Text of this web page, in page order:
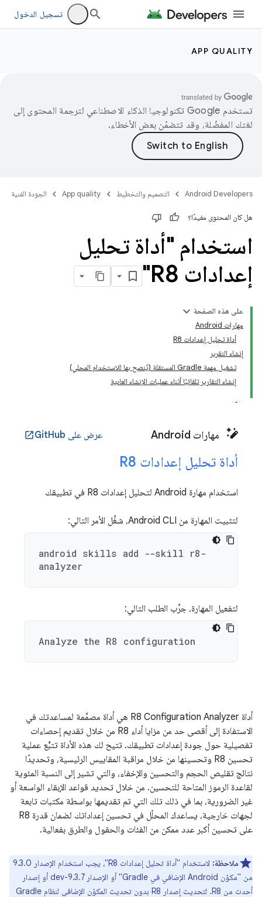
تسجيل الدخول
APP QUALITY
تستخدم Google تكنولوجيا الذكاء الاصطناعي لترجمة المحتوى إلى
لغتك المفضّلة، وقد تتضمّن بعض الأخطاء.
Android Developers التصميم والتخطيط App quality الجودة الفنية
هل كان المحتوى مفيدًا؟
استخدام "أداة تحليل
إعدادات R8"
على هذه الصفحة
مهارات Android
أداة تحليل إعدادات R8
إنشاء التقرير
تشغيل مهمة Gradle المستقلة (يُنصح بها للاستخدام المحلي)
إنشاء التقارير تلقائيًا أثناء عمليات الإنشاء العادية
مهارات Android عرض على GitHub open_in_new
أداة تحليل إعدادات R8
استخدام مهارة Android لتحليل إعدادات R8 في تطبيقك
لتثبيت المهارة من Android CLI، شغِّل الأمر التالي:
android skills add --skill r8-
analyzer
لتفعيل المهارة، جرِّب الطلب التالي:
Analyze the R8 configuration
أداة R8 Configuration Analyzer هي أداة مصمَّمة لمساعدتك في
الاستفادة إلى أقصى حد من مزايا أداء R8 من خلال تقديم إحصاءات
تفصيلية حول جودة إعدادات تطبيقك. تتيح لك هذه الأداة تتبُّع عملية
تحسين R8 وتحسينها من خلال مراقبة المقاييس الرئيسية، وتحديدًا
نتائج تقليص الحجم والتحسين والإخفاء، والتي تشير إلى النسبة المئوية
لقاعدة الرموز المتاحة للتحسين. من خلال تحديد قواعد الإبقاء الواسعة أو
غير الضرورية، بما في ذلك تلك التي تم تقديمها بواسطة مكتبات تابعة
لجهات خارجية، يساعدك المحلّل في تحسين إعداداتك لضمان قدرة R8
على تحسين أكبر عدد ممكن من الفئات والحقول والطرق بفعالية.
ملاحظة:
لاستخدام "أداة تحليل إعدادات R8"، يجب استخدام الإصدار 9.3.0
من "مكوّن Android الإضافي في Gradle" أو الإصدار 9.3.7-dev أو إصدار
أحدث من R8. لتحديث إصدار R8 بدون تحديث المكوّن الإضافي لنظام Gradle